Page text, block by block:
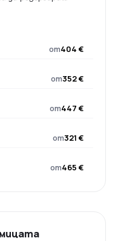
от404 €
от352 €
от447 €
от321 €
от465 €